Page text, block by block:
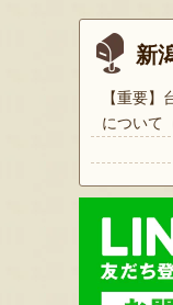
新
【重要
について